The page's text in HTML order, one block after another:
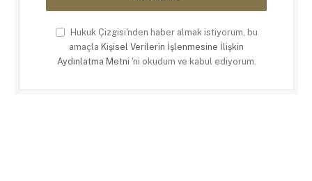
Hukuk Çizgisi'nden haber almak istiyorum, bu
amaçla Kişisel Verilerin İşlenmesine İlişkin
Aydınlatma Metni 'ni okudum ve kabul ediyorum.